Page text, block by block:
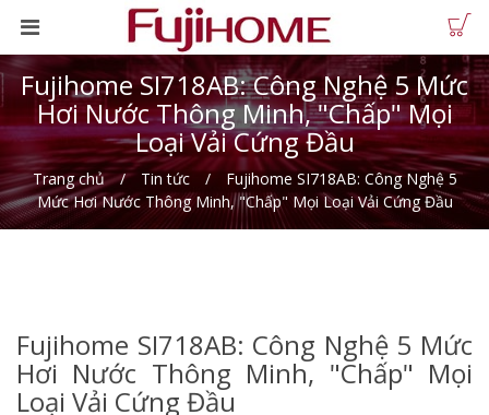
Fujihome SI718AB: Công Nghệ 5 Mức
Hơi Nước Thông Minh, "Chấp" Mọi
Loại Vải Cứng Đầu
Trang chủ Tin tức
Fujihome SI718AB: Công Nghệ 5
Mức Hơi Nước Thông Minh, "Chấp" Mọi Loại Vải Cứng Đầu
Fujihome SI718AB: Công Nghệ 5 Mức
Hơi Nước Thông Minh, "Chấp" Mọi
Loại Vải Cứng Đầu